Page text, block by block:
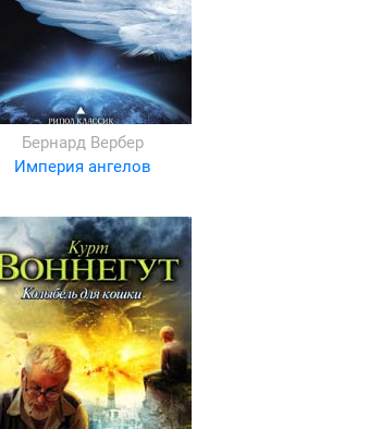
Бернард Вербер
Империя ангелов